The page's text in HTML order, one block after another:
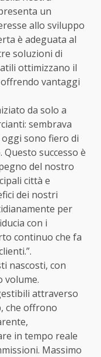
un
allo sviluppo
è adeguata al
soluzioni di
ottimizzano il
vantaggi
da solo a
sembrava
sono fiero di
successo è
del nostro
città e
dei nostri
per
con i
continuo che fa
nascosti, con
volume.
attraverso
che offrono
in tempo reale
Massimo